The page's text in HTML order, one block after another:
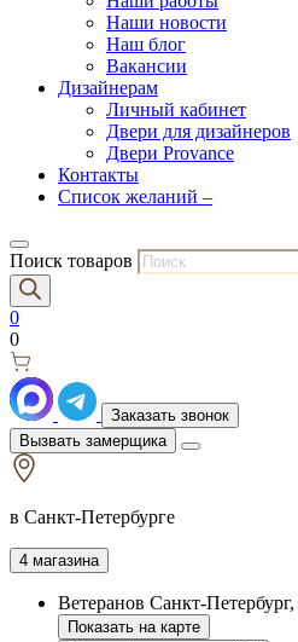
Наши новости
Наш блог
Вакансии
Дизайнерам
Личный кабинет
Двери для дизайнеров
Двери Provance
Контакты
Список желаний –
Поиск товаров
0
0
Заказать звонок
Вызвать замерщика
в Санкт-Петербурге
4 магазина
Ветеранов Санкт-
Показать на карте